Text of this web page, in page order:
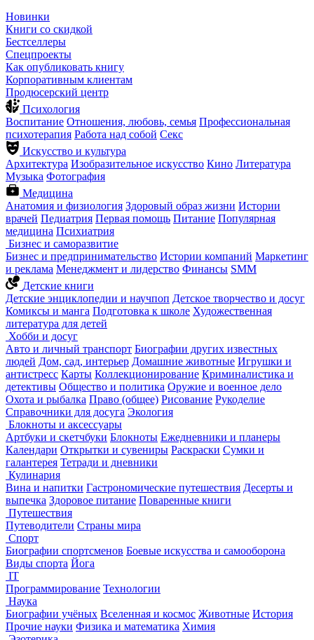
Новинки
Книги со скидкой
Бестселлеры
Спецпроекты
Как опубликовать книгу
Корпоративным клиентам
Продюсерский центр
Психология
Воспитание Отношения, любовь, семья Профессиональная
психотерапия Работа над собой Секс
Искусство и культура
Архитектура Изобразительное искусство Кино Литература
Музыка Фотография
Медицина
Анатомия и физиология Здоровый образ жизни Истории
врачей Педиатрия Первая помощь Питание Популярная
медицина Психиатрия
Бизнес и саморазвитие
Бизнес и предпринимательство Истории компаний Маркетинг
и реклама Менеджмент и лидерство Финансы SMM
Детские книги
Детские энциклопедии и научпоп Детское творчество и досуг
Комиксы и манга Подготовка к школе Художественная
литература для детей
Хобби и досуг
Авто и личный транспорт Биографии других известных
людей Дом, сад, интерьер Домашние животные Игрушки и
антистресс Карты Коллекционирование Криминалистика и
детективы Общество и политика Оружие и военное дело
Охота и рыбалка Право (общее) Рисование Рукоделие
Справочники для досуга Экология
Блокноты и аксессуары
Артбуки и скетчбуки Блокноты Ежедневники и планеры
Календари Открытки и сувениры Раскраски Сумки и
галантерея Тетради и дневники
Кулинария
Вина и напитки Гастрономические путешествия Десерты и
выпечка Здоровое питание Поваренные книги
Путешествия
Путеводители Страны мира
Спорт
Биографии спортсменов Боевые искусства и самооборона
Виды спорта Йога
IT
Программирование Технологии
Наука
Биографии учёных Вселенная и космос Животные История
Прочие науки Физика и математика Химия